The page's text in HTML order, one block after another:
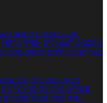
מתכוני סלטים מתכוני
מתכונים לטבעוניים אפייה מוקפץ
בשר מתכוני ילדים מרקים
מנתח המתכונים ספר
עשירים מתכונים לפי מצרכים
עדות ספרי בישול מתכונים